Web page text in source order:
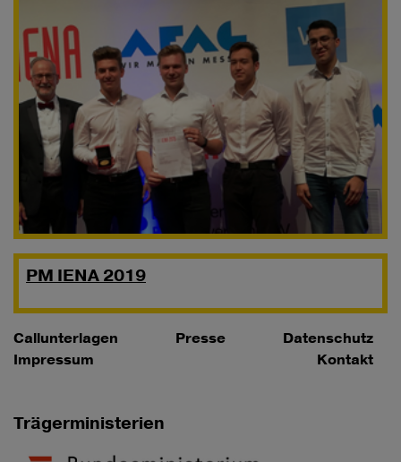
PM IENA 2019
Callunterlagen Presse
Datenschutz
Impressum
Kontakt
Trägerministerien